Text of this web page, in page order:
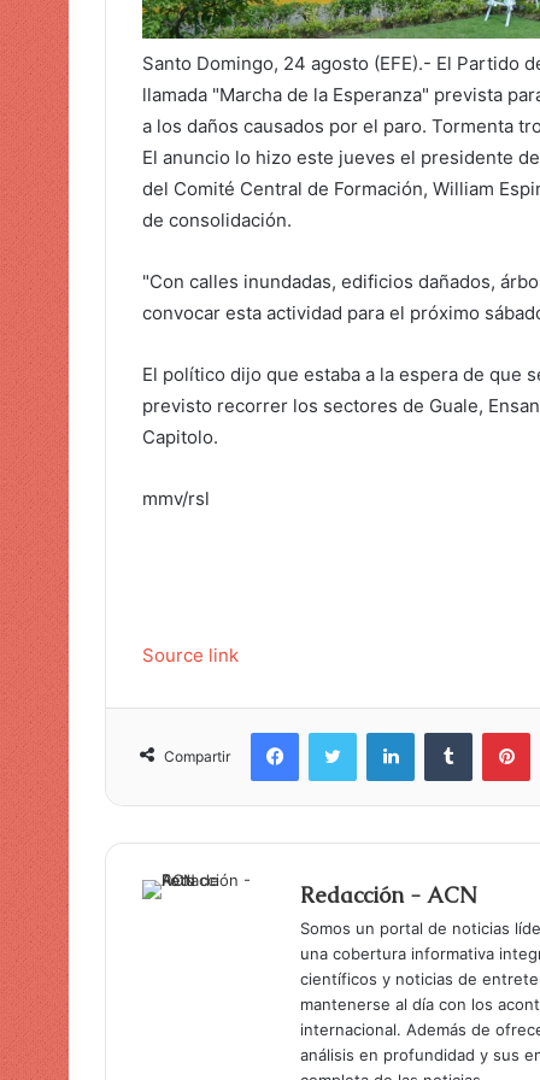
c
o
Santo Domingo, 24 agosto (EFE).- El Partido
llamada "Marcha de la Esperanza" prevista
a los daños causados ​​por el paro. Tormenta
El anuncio lo hizo este jueves el presidente
del Comité Central de Formación, William
de consolidación.
"Con calles inundadas, edificios dañados,
convocar esta actividad para el próximo
El político dijo que estaba a la espera de que
previsto recorrer los sectores de Guale,
Capitolo.
mmv/rsl
Source link
Compartir
Redacción - ACN
Somos un portal de noticias
una cobertura informativa
científicos y noticias de
mantenerse al día con los
internacional. Además de
análisis en profundidad y sus